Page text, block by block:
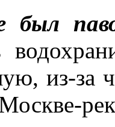
был
из-за